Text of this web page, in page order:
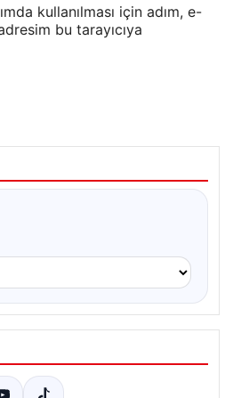
kullanılması için adım, e-
bu tarayıcıya